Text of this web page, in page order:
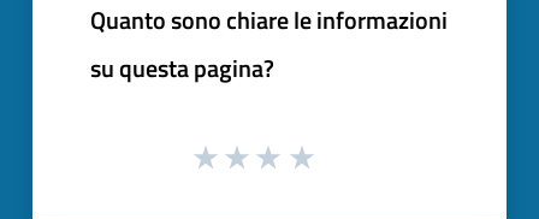
Quanto sono chiare le informazioni
su questa pagina?